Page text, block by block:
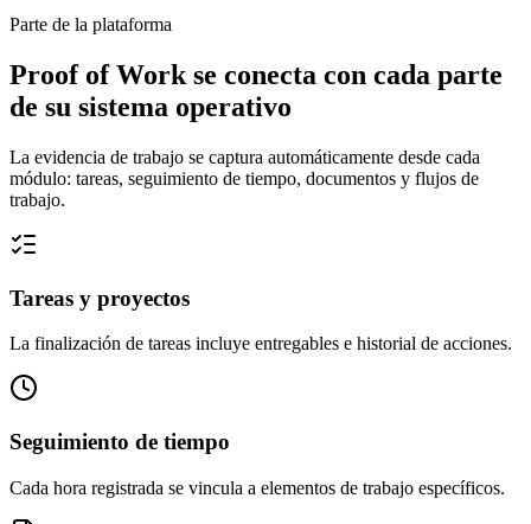
Parte de la plataforma
Proof of Work se conecta con cada parte
de su sistema operativo
La evidencia de trabajo se captura automáticamente desde cada
módulo: tareas, seguimiento de tiempo, documentos y flujos de
trabajo.
Tareas y proyectos
La finalización de tareas incluye entregables e historial de acciones.
Seguimiento de tiempo
Cada hora registrada se vincula a elementos de trabajo específicos.